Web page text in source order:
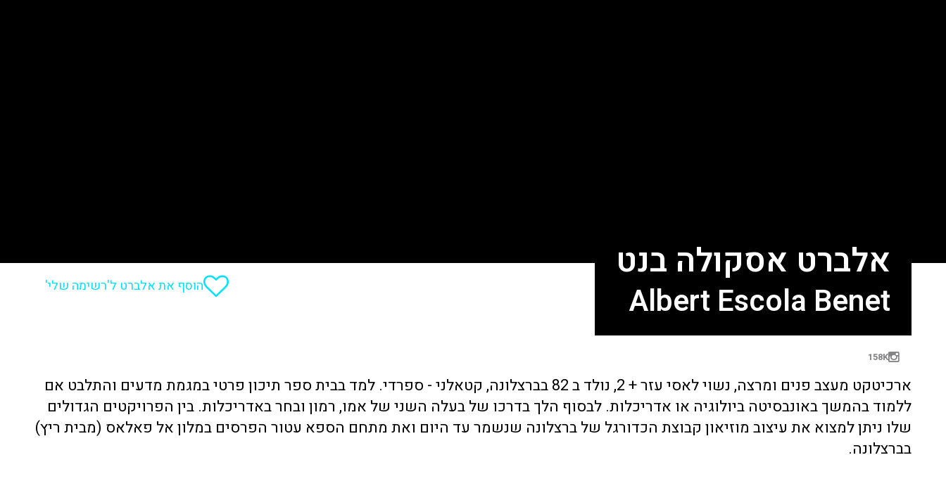
אלברט אסקולה בנט
Albert Escola Benet הוסף את אלברט ל'רשימה שלי'
158K
ארכיטקט מעצב פנים ומרצה, נשוי לאסי עזר + 2, נולד ב 82 בברצלונה, קטאלני - ספרדי. למד בבית ספר תיכון פרטי במגמת מדעים והתלבט אם
ללמוד בהמשך באונבסיטה ביולוגיה או אדריכלות. לבסוף הלך בדרכו של בעלה השני של אמו, רמון ובחר באדריכלות. בין הפרויקטים הגדולים
שלו ניתן למצוא את עיצוב מוזיאון קבוצת הכדורגל של ברצלונה שנשמר עד היום ואת מתחם הספא עטור הפרסים במלון אל פאלאס (מבית ריץ)
בברצלונה.